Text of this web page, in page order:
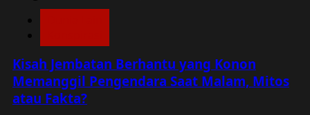
Kisah Jembatan Berhantu yang Konon
Memanggil Pengendara Saat Malam, Mitos
atau Fakta?